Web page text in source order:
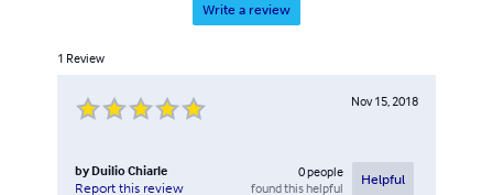
Write a review
1 Review
Nov 15, 2018
by Duilio Chiarle
Report this review
0people
found this helpful
Helpful